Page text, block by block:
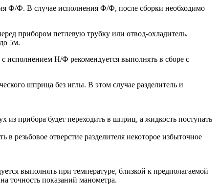
Ф/Ф. В случае исполнения Ф/Ф, после сборки необходимо
прибором петлевую трубку или отвод-охладитель.
5м.
исполнением Н/Ф рекомендуется выполнять в сборе с
шприца без иглы. В этом случае разделитель и
прибора будет переходить в шприц, а жидкость поступать
резьбовое отверстие разделителя некоторое избыточное
выполнять при температуре, близкой к предполагаемой
точность показаний манометра.